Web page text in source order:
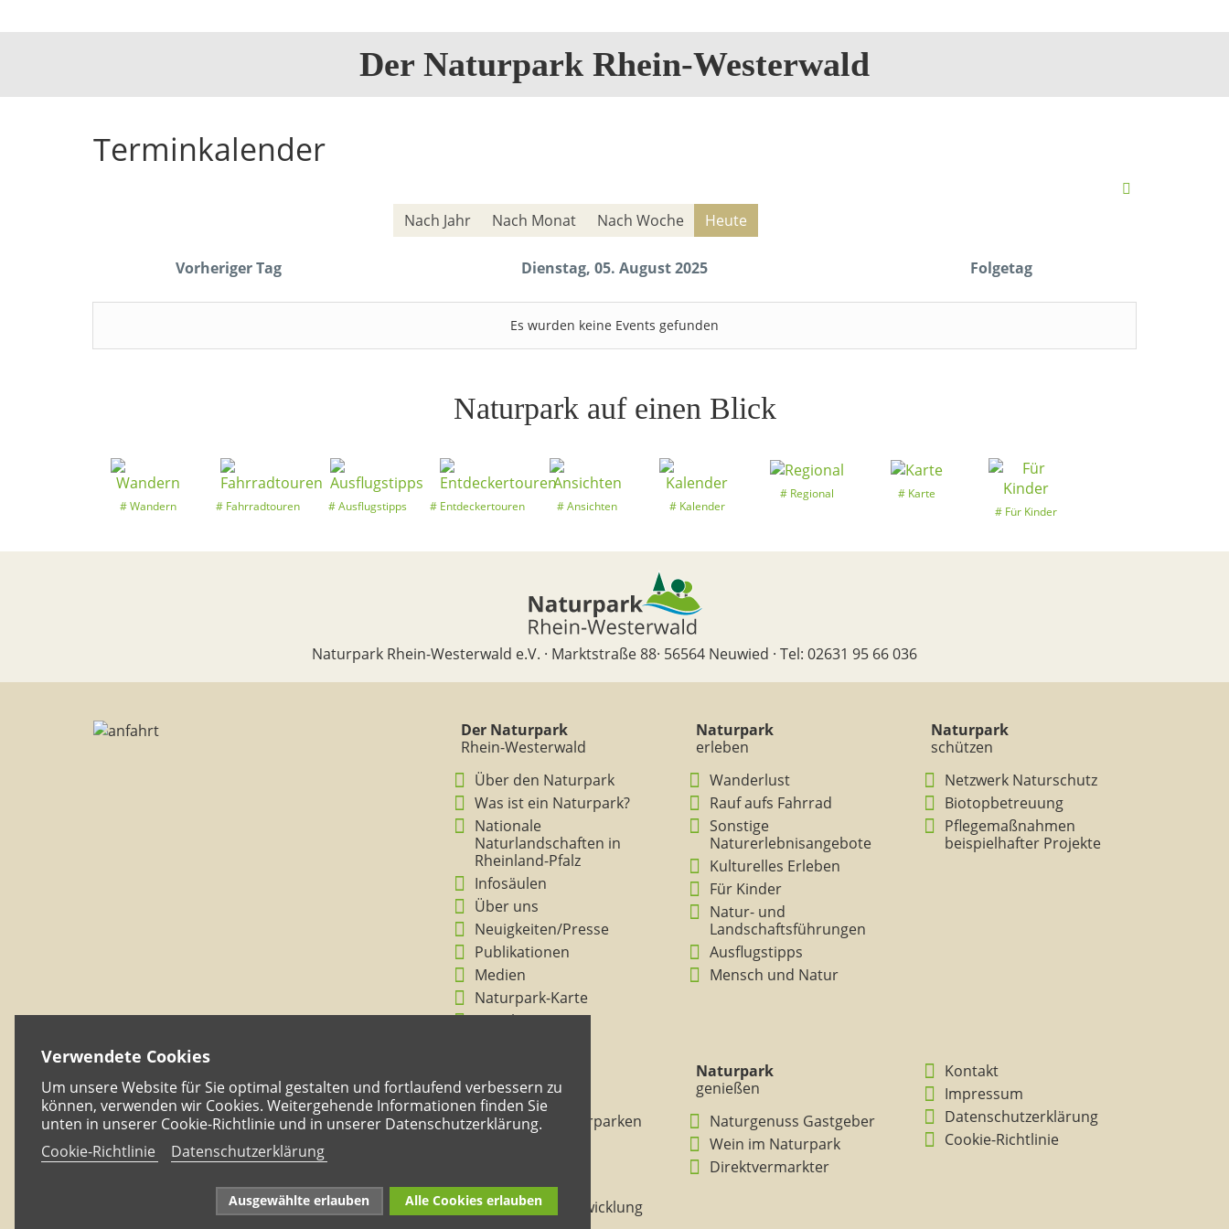
Verwendete Cookies
Um unsere Website für Sie optimal gestalten und fortlaufend verbessern zu
können, verwenden wir Cookies. Weitergehende Informationen finden Sie
unten in unserer Cookie-Richtlinie und in unserer Datenschutzerklärung.
Cookie-Richtlinie
Datenschutzerklärung
Ausgewählte erlauben Alle Cookies erlauben
Der Naturpark Rhein-Westerwald
Terminkalender
Nach Jahr Nach Monat Nach Woche Heute
Vorheriger Tag Dienstag, 05. August 2025 Folgetag
Es wurden keine Events gefunden
Naturpark auf einen Blick
Wandern Fahrradtouren Ausflugstipps Entdeckertouren Ansichten Kalender
Regional
Karte
Für Kinder
Naturpark Rhein-Westerwald e.V. · Marktstraße 88· 56564 Neuwied · Tel: 02631 95 66 036
Der Naturpark
Rhein-Westerwald
Über den Naturpark
Was ist ein Naturpark?
Nationale
Naturlandschaften in
Rheinland-Pfalz
Infosäulen
Über uns
Neuigkeiten/Presse
Publikationen
Medien
Naturpark-Karte
Ansichten
Naturpark
erleben
Wanderlust
Rauf aufs Fahrrad
Sonstige
Naturerlebnisangebote
Kulturelles Erleben
Für Kinder
Natur- und
Landschaftsführungen
Ausflugstipps
Mensch und Natur
Naturpark
schützen
Netzwerk Naturschutz
Biotopbetreuung
Pflegemaßnahmen
beispielhafter Projekte
verstehen
BNE in den Naturparken
Rheinland-Pfalz
Mitmachheft
Nachhaltige Entwicklung
Naturpark
genießen
Naturgenuss Gastgeber
Wein im Naturpark
Direktvermarkter
Kontakt
Impressum
Datenschutzerklärung
Cookie-Richtlinie